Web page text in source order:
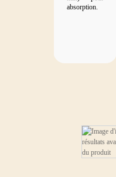
absorption.